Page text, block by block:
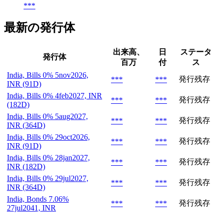
***
最新の発行体
発行体
出来高、
百万
日
付
ステータ
ス
India, Bills 0% 5nov2026,
INR (91D)
*** ***
発行残存
India, Bills 0% 4feb2027, INR
(182D)
*** ***
発行残存
India, Bills 0% 5aug2027,
INR (364D)
*** ***
発行残存
India, Bills 0% 29oct2026,
INR (91D)
*** ***
発行残存
India, Bills 0% 28jan2027,
INR (182D)
*** ***
発行残存
India, Bills 0% 29jul2027,
INR (364D)
*** ***
発行残存
India, Bonds 7.06%
27jul2041, INR
*** ***
発行残存